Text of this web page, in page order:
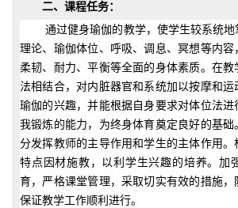
二、课程任务：
通过健身瑜伽的教学，使学生较系统
理论、瑜伽体位、呼吸、调息、冥想等内容
柔韧、耐力、平衡等全面的身体素质。在教
法相结合，对内脏器官和系统加以按摩和运
瑜伽的兴趣，并能根据自身要求对体位法进
我锻炼的能力，为终身体育奠定良好的基
分发挥教师的主导作用和学生的主体作用
特点因材施教，以利学生兴趣的培养。加
育，严格课堂管理，采取切实有效的措施，
保证教学工作顺利进行。